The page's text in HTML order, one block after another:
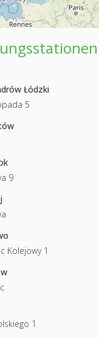
Łódzki
5
9
Kolejowy 1
1